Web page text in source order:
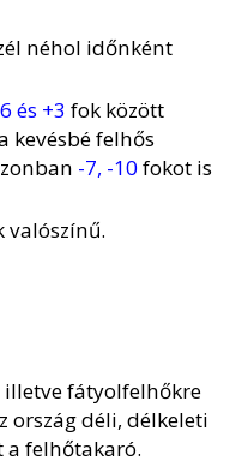
néhol időnként
és +3 fok között
kevésbé felhős
-7, -10fokot is
valószínű.
illetve fátyolfelhőkre
ország déli, délkeleti
a felhőtakaró.